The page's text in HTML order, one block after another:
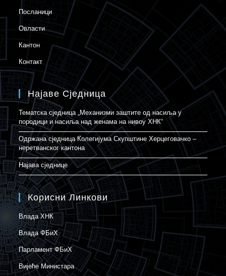
Посланици
Овласти
Кантон
Контакт
Најаве Сједница
Тематска сједница „Механизми заштите од насиља у
породици и насиља над женама на нивоу ХНК“
Одржана сједница Колегијума Скупштине Херцеговачко –
неретванског кантона
Најава сједнице
Корисни Линкови
Влада ХНК
Влада ФБиХ
Парламент ФБиХ
Вијеће Министара